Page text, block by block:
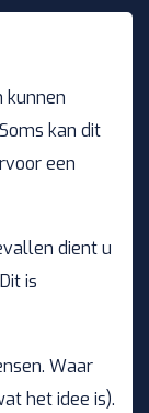
kunnen
kan dit
een
dient u
is
Waar
het idee is).